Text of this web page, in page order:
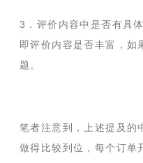
3．评价内容中是否有具
即评价内容是否丰富，如
题。
笔者注意到，上述提及的
做得比较到位，每个订单